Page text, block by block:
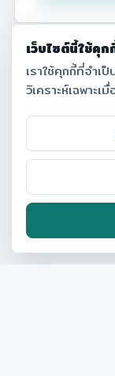
เว็บไซต์นี้ใช้คุก
เราใช้คุกกี้ที่จำเ
วิเคราะห์เฉพาะ